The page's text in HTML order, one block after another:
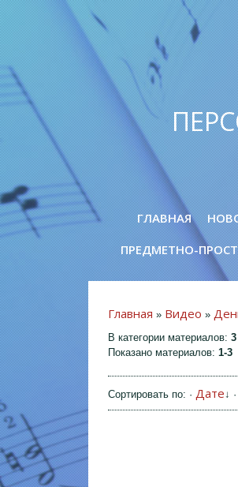
ГЛАВНАЯ
ПРЕДМЕТНО-
Главная » Видео »
В категории материалов: 3
Показано материалов: 1-3
Сортировать по: · Дате↓ ·